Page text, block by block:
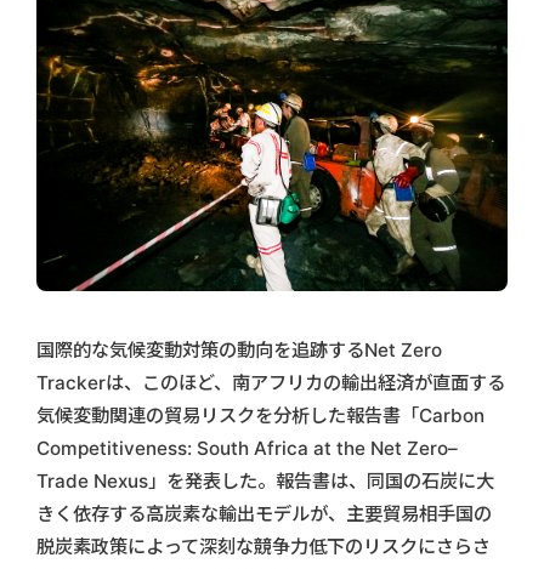
国際的な気候変動対策の動向を追跡するNet Zero
Trackerは、このほど、南アフリカの輸出経済が直面する
気候変動関連の貿易リスクを分析した報告書「Carbon
Competitiveness: South Africa at the Net Zero–
Trade Nexus」を発表した。報告書は、同国の石炭に大
きく依存する高炭素な輸出モデルが、主要貿易相手国の
脱炭素政策によって深刻な競争力低下のリスクにさらさ